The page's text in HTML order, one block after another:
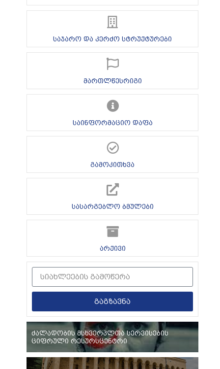
საჯარო და კერძო სტრუქტურები
მართლწესრიგი
საინფორმაციო დაფა
გამოკითხვა
სასარგებლო ბმულები
არქივი
გაგზავნა
ძალადობის მსხვერპლთა სერვისების
ციფრული რესურსცენტრი